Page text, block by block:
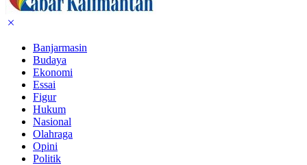
Banjarmasin
Budaya
Ekonomi
Essai
Figur
Hukum
Nasional
Olahraga
Opini
Politik